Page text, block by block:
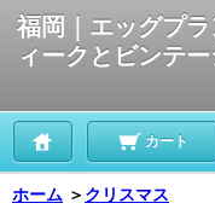
福岡｜エッグプ
ィークとビンテ
カート
ホーム ＞ クリスマス